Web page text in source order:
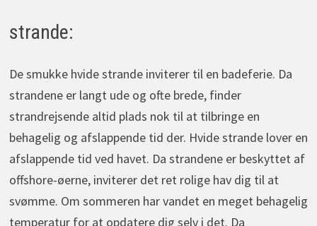
strande:
De smukke hvide strande inviterer til en badeferie. Da
strandene er langt ude og ofte brede, finder
strandrejsende altid plads nok til at tilbringe en
behagelig og afslappende tid der. Hvide strande lover en
afslappende tid ved havet. Da strandene er beskyttet af
offshore-øerne, inviterer det ret rolige hav dig til at
svømme. Om sommeren har vandet en meget behagelig
temperatur for at opdatere dig selv i det. Da